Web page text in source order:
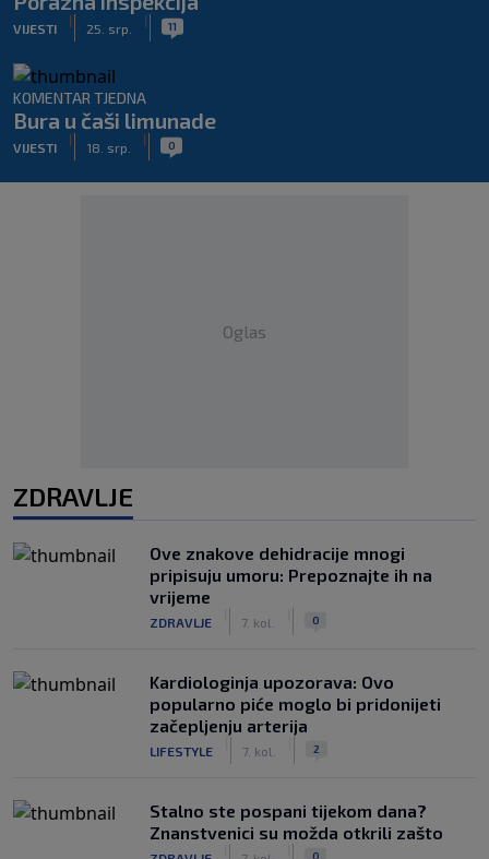
VIJESTI
|
25. srp.
| 11
KOMENTAR TJEDNA
Bura u čaši limunade
VIJESTI
|
18. srp.
| 0
Oglas
ZDRAVLJE
Ove znakove dehidracije mnogi
pripisuju umoru: Prepoznajte ih na
vrijeme
ZDRAVLJE 7. kol. 0
Kardiologinja upozorava: Ovo
popularno piće moglo bi pridonijeti
začepljenju arterija
LIFESTYLE 7. kol. 2
Stalno ste pospani tijekom dana?
Znanstvenici su možda otkrili zašto
0